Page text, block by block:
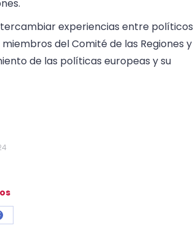
experiencias entre políticos
del Comité de las Regiones y
de las políticas europeas y su